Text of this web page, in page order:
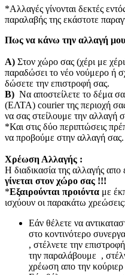
*Αλλαγές γίνονται δεκτές
παραλαβής της εκάστοτε
Πως να κάνω την αλλαγή
Α) Στον χώρο σας (χέρι με
παραδώσει το νέο νούμερο ή
δώσετε την επιστροφή σας.
Β) Να αποστείλετε το δέμα
(ΕΛΤΑ) courier της περιοχή
να σας στείλουμε την αλλαγή
*Και στις δύο περιπτώσεις
να προβούμε στην αλλαγή σας.
Χρέωση Αλλαγής :
Η διαδικασία της αλλαγής απο
γίνεται στον χώρο σας !!!
*Εξαιρούνται προιόντα με
ισχύουν οι παρακάτω χρεώσεις:
Εάν θέλετε να
στο κοντινότερο
, στέλνετε την
την παραλάβουμε ,
χρέωση απο την κούριερ